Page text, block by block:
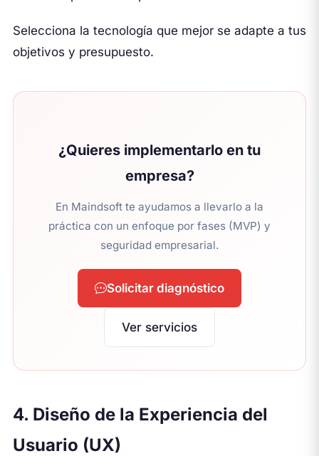
Selecciona la tecnología que mejor se adapte a tus
objetivos y presupuesto.
¿Quieres implementarlo en tu
empresa?
En Maindsoft te ayudamos a llevarlo a la
práctica con un enfoque por fases (MVP) y
seguridad empresarial.
Solicitar diagnóstico
Ver servicios
4. Diseño de la Experiencia del
Usuario (UX)